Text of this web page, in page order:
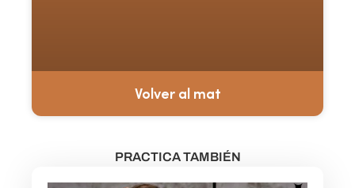
Volver al mat
PRACTICA TAMBIÉN